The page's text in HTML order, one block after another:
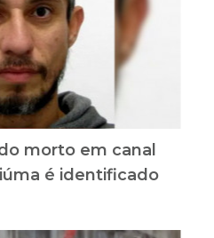
morto em canal
é identificado